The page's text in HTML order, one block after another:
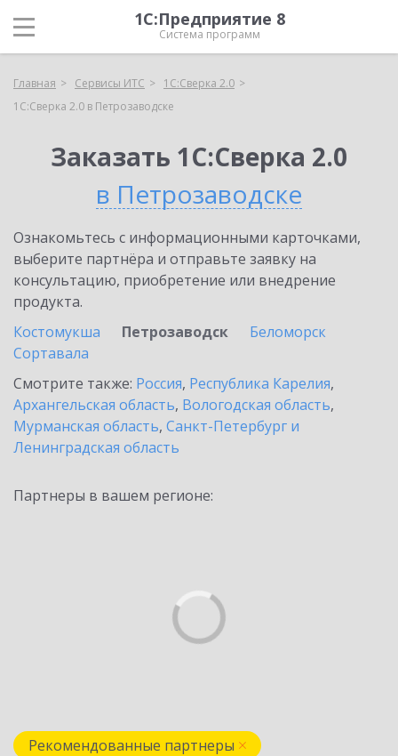
1С:Предприятие 8
Система программ
Главная Сервисы ИТС
1С:Сверка 2.0
1С:Сверка 2.0 в Петрозаводске
Заказать 1С:Сверка 2.0
в Петрозаводске
Ознакомьтесь с информационными карточками,
выберите партнёра и отправьте заявку на
консультацию, приобретение или внедрение
продукта.
Костомукша
Петрозаводск
Беломорск
Сортавала
Смотрите также: Россия, Республика Карелия,
Архангельская область, Вологодская область,
Мурманская область, Санкт-Петербург и
Ленинградская область
Партнеры в вашем регионе:
Рекомендованные партнеры